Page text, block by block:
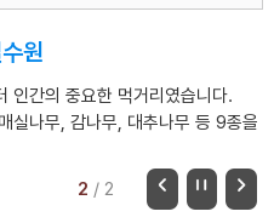
원
인간의 중요한 먹거리였습니다.
실나무, 감나무, 대추나무 등 9종을
2 /2